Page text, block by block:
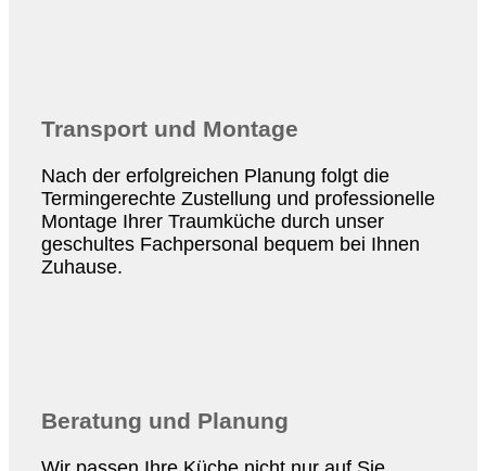
Transport und Montage
Nach der erfolgreichen Planung folgt die
Termingerechte Zustellung und professionelle
Montage Ihrer Traumküche durch unser
geschultes Fachpersonal bequem bei Ihnen
Zuhause.
Beratung und Planung